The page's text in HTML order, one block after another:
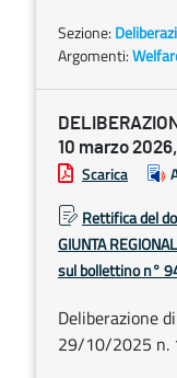
Sezione:
Argomenti:
10 marzo
Scarica
Rettifica del
GIUNTA
sul bollettino n°
Deliberazione
29/10/2025 n.